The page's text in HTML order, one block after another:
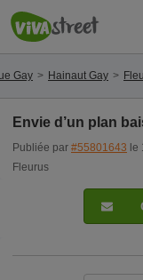
Gay Hainaut Gay
Envie d’un plan
Publiée par #55801643 le
Fleurus